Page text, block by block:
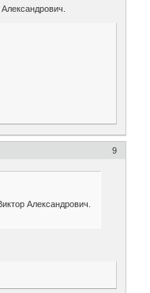
9
Александрович.